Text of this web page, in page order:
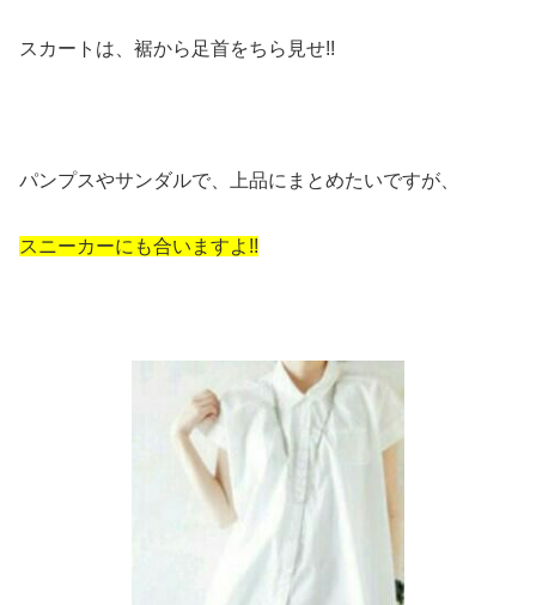
スカートは、裾から足首をちら見せ!!
パンプスやサンダルで、上品にまとめたいですが、
スニーカーにも合いますよ!!